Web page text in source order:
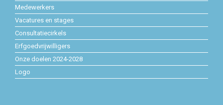
Medewerkers
Vacatures en stages
Consultatiecirkels
Erfgoedvrijwilligers
Onze doelen 2024-2028
Logo